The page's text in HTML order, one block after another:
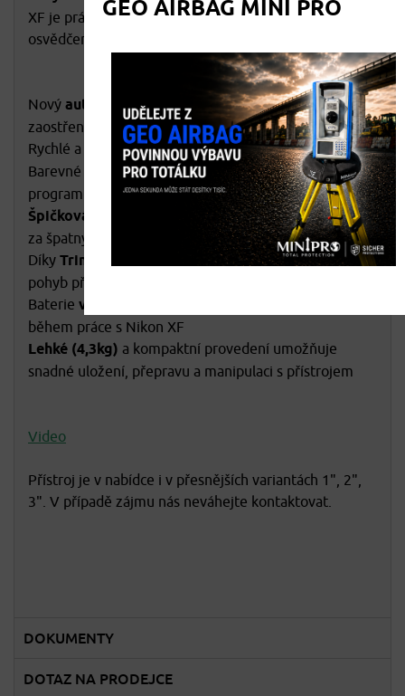
GEO AIRBAG MINI PRO
XF je práce v terénu vždy přesná a efektivní díky
osvědčeným pracovním postupům a řadě funkcí:
Nový auto-fokusumožňuje rychlé a precizní
zaostření
Rychlé a výkonné měření vzdálenostiEDM
Barevné dotykové displeje
s podporou
programů Survey Basic, Survey Pro a Layout Pro
Špičková optika
Nikon umožňuje ostré a jasné cílení i
za špatných světelných podmínek.
Díky Trimble L2P
lze vzdáleně sledovat polohu a
pohyb přístroje, jeho pád či nevhodné zacházení
Baterie vyměnitelné za provozu
během práce s Nikon XF​​​​​​
Lehké (4,3kg) a kompaktní provedení umožňuje
snadné uložení, přepravu a manipulaci s přístrojem
Video
Přístroj je v nabídce i v přesnějších variantách 1", 2",
3". V případě zájmu nás neváhejte kontaktovat.
DOKUMENTY
DOTAZ NA PRODEJCE